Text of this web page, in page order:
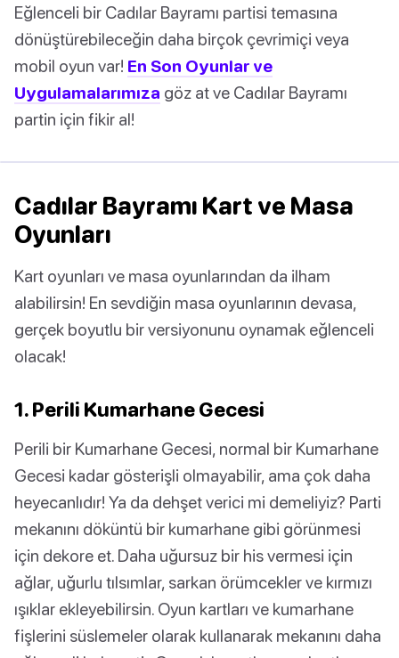
Eğlenceli bir Cadılar Bayramı partisi temasına
dönüştürebileceğin daha birçok çevrimiçi veya
mobil oyun var! En Son Oyunlar ve
Uygulamalarımıza göz at ve Cadılar Bayramı
partin için fikir al!
Cadılar Bayramı Kart ve Masa
Oyunları
Kart oyunları ve masa oyunlarından da ilham
alabilirsin! En sevdiğin masa oyunlarının devasa,
gerçek boyutlu bir versiyonunu oynamak eğlenceli
olacak!
1. Perili Kumarhane Gecesi
Perili bir Kumarhane Gecesi, normal bir Kumarhane
Gecesi kadar gösterişli olmayabilir, ama çok daha
heyecanlıdır! Ya da dehşet verici mi demeliyiz? Parti
mekanını döküntü bir kumarhane gibi görünmesi
için dekore et. Daha uğursuz bir his vermesi için
ağlar, uğurlu tılsımlar, sarkan örümcekler ve kırmızı
ışıklar ekleyebilirsin. Oyun kartları ve kumarhane
fişlerini süslemeler olarak kullanarak mekanını daha